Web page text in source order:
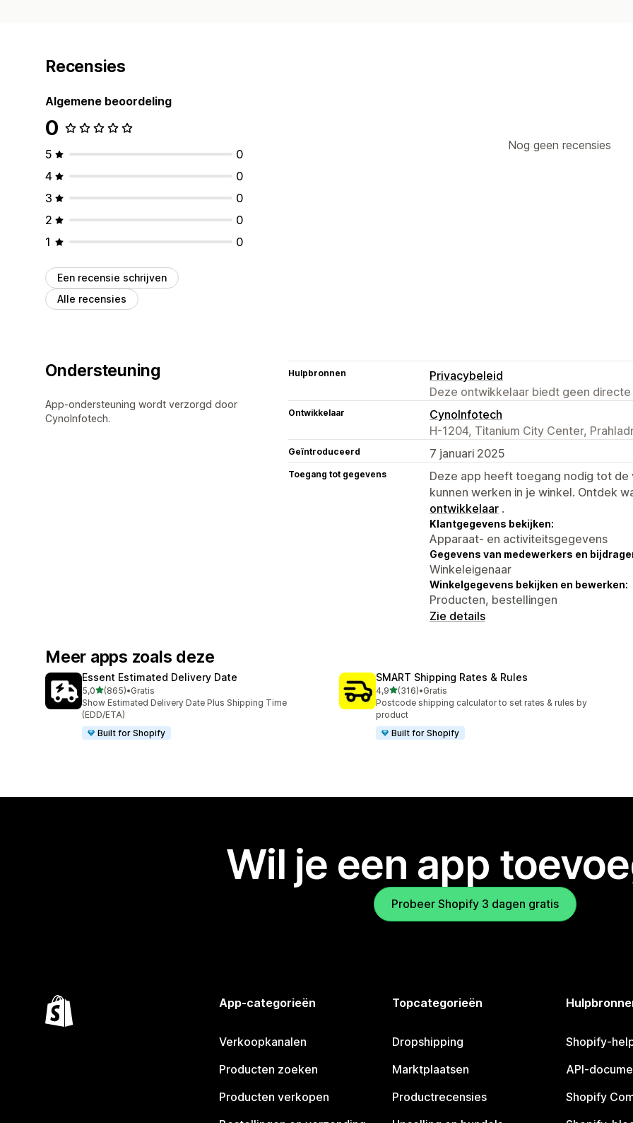
Recensies
Algemene beoordeling
0
5
0
4
0
3
0
2
0
1
0
Een recensie schrijven
Alle recensies
Nog geen recensies
Ondersteuning
App-ondersteuning wordt verzorgd door
CynoInfotech.
Hulpbronnen
Privacybeleid
Deze ontwikkelaar biedt geen
Ontwikkelaar
CynoInfotech
H-1204, Titanium City Center,
Geïntroduceerd 7 januari 2025
Toegang tot gegevens
Deze app heeft toegang nodig tot
kunnen werken in je winkel. Ontdek
ontwikkelaar .
Klantgegevens bekijken:
Apparaat- en activiteitsgegevens
Gegevens van medewerkers en
Winkeleigenaar
Winkelgegevens bekijken en bewerken:
Producten, bestellingen
Zie details
Meer apps zoals deze
Essent Estimated Delivery Date
5,0van 5 sterren
(865)
865 recensies in totaal
•Gratis
Show Estimated Delivery Date Plus Shipping Time
(EDD/ETA)
Built for Shopify
SMART Shipping Rates & Rules
4,9van 5 sterren
(316)
316 recensies in totaal
•Gratis
Postcode shipping calculator to set rates & rules by
product
Built for Shopify
Wil je een app
Probeer Shopify 3 dagen gratis
App-categorieën
Verkoopkanalen
Producten zoeken
Producten verkopen
Topcategorieën
Dropshipping
Marktplaatsen
Productrecensies
Shopify-
API-
Shopify